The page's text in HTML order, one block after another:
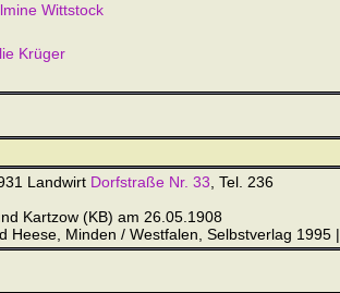
Wittstock
Krüger
Landwirt Dorfstraße Nr. 33 , Tel. 236
Kartzow (KB) am 26.05.1908
Heese, Minden / Westfalen, Selbstverlag 1995 |